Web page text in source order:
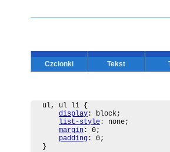
Czcionki Tekst
ul, ul li {
display : block;
list-style : none;
margin : 0;
padding : 0;
}